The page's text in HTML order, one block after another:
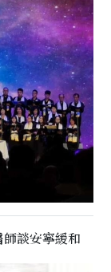
師談安寧緩和